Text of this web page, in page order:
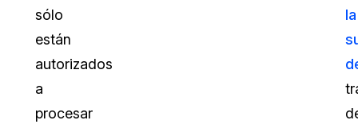
sólo
están
autorizados
a
procesar
la